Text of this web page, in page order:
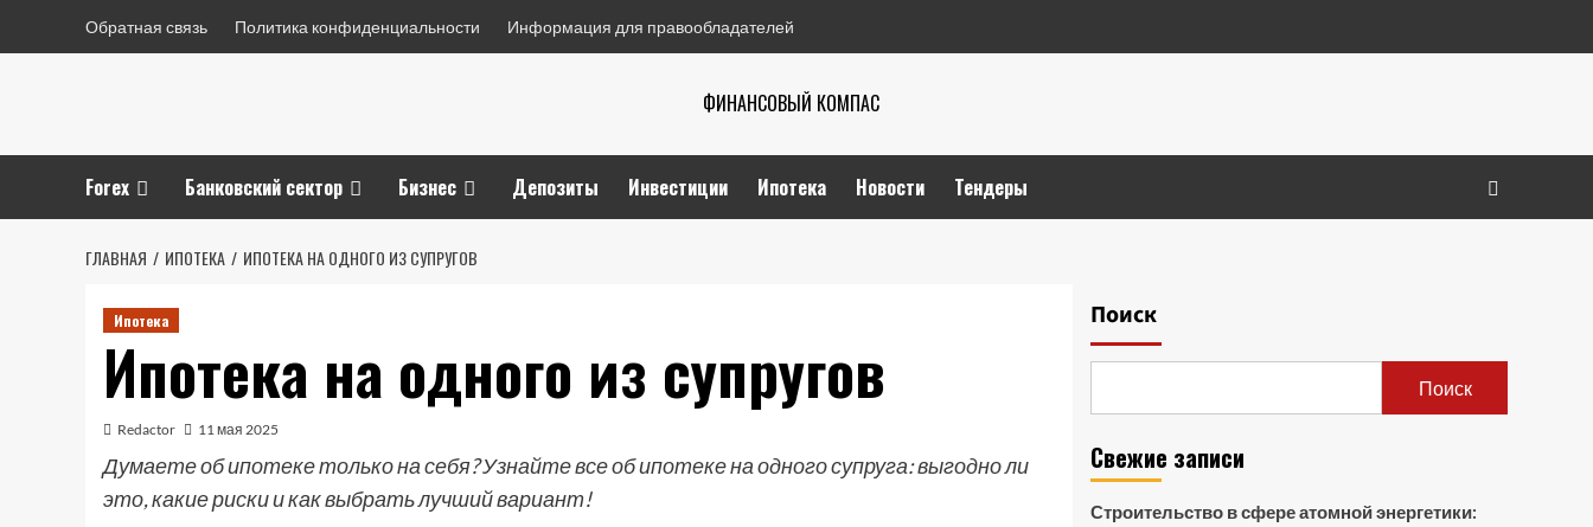
Обратная связь Политика конфиденциальности Информация для правообладателей
ФИНАНСОВЫЙ КОМПАС
Forex Банковский сектор Бизнес Депозиты Инвестиции Ипотека Новости Тендеры
ГЛАВНАЯ ИПОТЕКА ИПОТЕКА НА ОДНОГО ИЗ СУПРУГОВ
Ипотека
Ипотека на одного из супругов
Redactor 11 мая 2025
Думаете об ипотеке только на себя? Узнайте все об ипотеке на одного супруга: выгодно ли
это, какие риски и как выбрать лучший вариант!
Поиск
Поиск
Свежие записи
Строительство в сфере атомной энергетики: